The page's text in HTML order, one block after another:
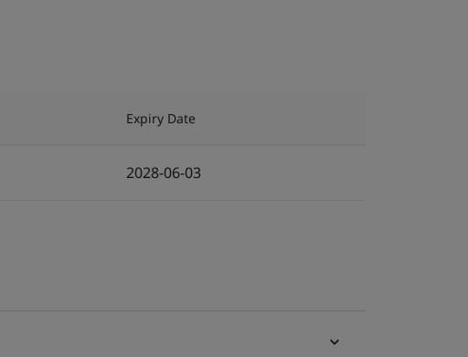
Expiry Date
2028-06-03